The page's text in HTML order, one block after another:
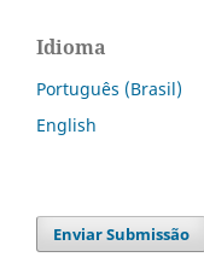
Idioma
Português (Brasil)
English
Enviar Submissão